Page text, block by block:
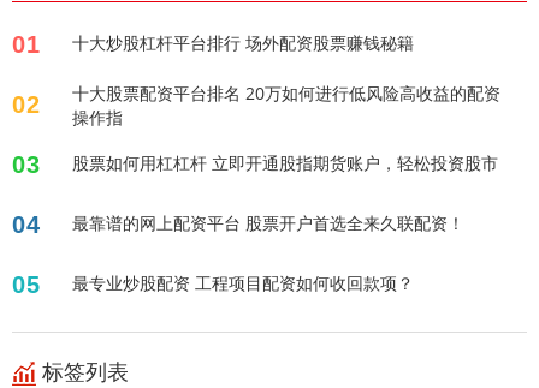
01 十大炒股杠杆平台排行 场外配资股票赚钱秘籍
02
十大股票配资平台排名 20万如何进行低风险高收益的配资
操作指
03 股票如何用杠杠杆 立即开通股指期货账户，轻松投资股市
04 最靠谱的网上配资平台 股票开户首选全来久联配资！
05 最专业炒股配资 工程项目配资如何收回款项？
标签列表